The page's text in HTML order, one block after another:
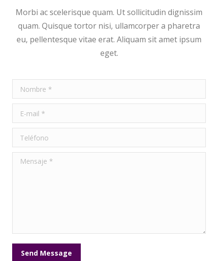
Morbi ac scelerisque quam. Ut sollicitudin dignissim
quam. Quisque tortor nisi, ullamcorper a pharetra
eu, pellentesque vitae erat. Aliquam sit amet ipsum
eget.
Nombre *
E-mail *
Teléfono
Mensaje *
Send Message